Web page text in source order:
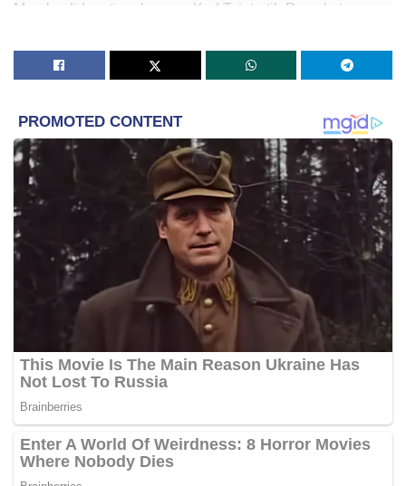
Mereka didapati melanggar Kod Tatatertib Persekutuan
perlawanan, pertaruhan dan menentukan keputusan
perlawanan.
Sepanjang tempoh penggantungan, Zulfadli dan Chun
Seang tidak dibenarkan menyertai sebarang aktiviti
melibatkan sukan tersebut termasuklah di bahagian
kejurulatihan, pengadilan atau pembangunan.
Zulfadli Zulkiffli
Mereka juga tidak dibenarkan terlibat dengan bahagian
pengurusan dan juga merasmikan apa jua program atau
aktiviti melibatkan badminton.
Zulfadli yang suatu ketika dahulu dianggap sebagai
pemain pelapis berbakat besar didapati terbabit melanggar
27 kesalahan Kod Tatatertib 2012 dan empat Kod
Tatatertib 2016 Pertaruhan dan Mengatur perlawanan.